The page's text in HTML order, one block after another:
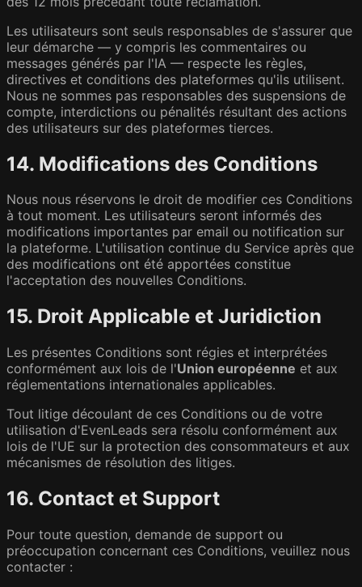
Les utilisateurs sont seuls responsables de s'assurer que
leur démarche — y compris les commentaires ou
messages générés par l'IA — respecte les règles,
directives et conditions des plateformes qu'ils utilisent.
Nous ne sommes pas responsables des suspensions de
compte, interdictions ou pénalités résultant des actions
des utilisateurs sur des plateformes tierces.
14. Modifications des Conditions
Nous nous réservons le droit de modifier ces Conditions
à tout moment. Les utilisateurs seront informés des
modifications importantes par email ou notification sur
la plateforme. L'utilisation continue du Service après que
des modifications ont été apportées constitue
l'acceptation des nouvelles Conditions.
15. Droit Applicable et Juridiction
Les présentes Conditions sont régies et interprétées
conformément aux lois de l'Union européenne et aux
réglementations internationales applicables.
Tout litige découlant de ces Conditions ou de votre
utilisation d'EvenLeads sera résolu conformément aux
lois de l'UE sur la protection des consommateurs et aux
mécanismes de résolution des litiges.
16. Contact et Support
Pour toute question, demande de support ou
préoccupation concernant ces Conditions, veuillez nous
contacter :